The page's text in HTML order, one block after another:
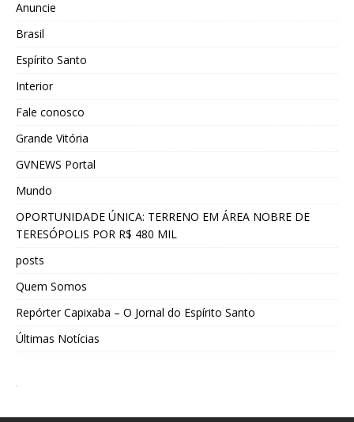
Anuncie
Brasil
Espírito Santo
Interior
Fale conosco
Grande Vitória
GVNEWS Portal
Mundo
OPORTUNIDADE ÚNICA: TERRENO EM ÁREA NOBRE DE
TERESÓPOLIS POR R$ 480 MIL
posts
Quem Somos
Repórter Capixaba – O Jornal do Espírito Santo
Últimas Notícias